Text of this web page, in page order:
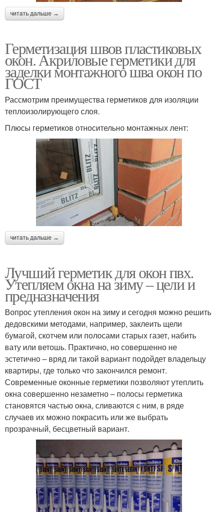
читать дальше →
Герметизация швов пластиковых
окон. Акриловые герметики для
заделки монтажного шва окон по
ГОСТ
Рассмотрим преимущества герметиков для изоляции
теплоизолирующего слоя.
Плюсы герметиков относительно монтажных лент:
читать дальше →
Лучший герметик для окон пвх.
Утепляем окна на зиму – цели и
предназначения
Вопрос утепления окон на зиму и сегодня можно решить
дедовскими методами, например, заклеить щели
бумагой, скотчем или полосами старых газет, набить
вату или ветошь. Практично, но совершенно не
эстетично – вряд ли такой вариант подойдет владельцу
квартиры, где только что закончился ремонт.
Современные оконные герметики позволяют утеплить
окна совершенно незаметно – полосы герметика
становятся частью окна, сливаются с ним, в ряде
случаев их можно покрасить или же выбрать
прозрачный, бесцветный вариант.